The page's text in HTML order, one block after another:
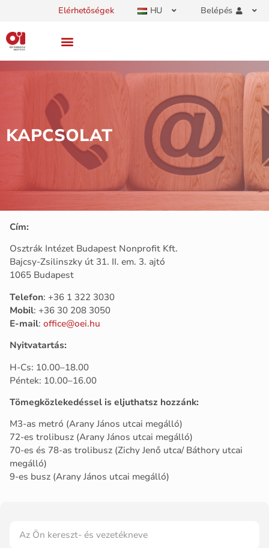
Elérhetőségek HU Belépés
KAPCSOLAT
Cím:
Osztrák Intézet Budapest Nonprofit Kft.
Bajcsy-Zsilinszky út 31. II. em. 3. ajtó
1065 Budapest
Telefon: +36 1 322 3030
Mobil: +36 30 208 3050
E-mail: office@oei.hu
Nyitvatartás:
H-Cs: 10.00–18.00
Péntek: 10.00–16.00
Tömegközlekedéssel is eljuthatsz hozzánk:
M3-as metró (Arany János utcai megálló)
72-es trolibusz (Arany János utcai megálló)
70-es és 78-as trolibusz (Zichy Jenő utca/ Báthory utcai
megálló)
9-es busz (Arany János utcai megálló)